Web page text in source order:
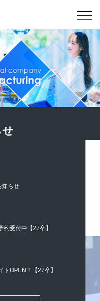
せ
知らせ
約受付中【27卒】
トOPEN！【27卒】